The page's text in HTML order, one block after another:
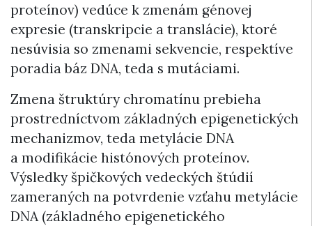
proteínov) vedúce k zmenám génovej
expresie (transkripcie a translácie), ktoré
nesúvisia so zmenami sekvencie, respektíve
poradia báz DNA, teda s mutáciami.
Zmena štruktúry chromatínu prebieha
prostredníctvom základných epigenetických
mechanizmov, teda metylácie DNA
a modifikácie histónových proteínov.
Výsledky špičkových vedeckých štúdií
zameraných na potvrdenie vzťahu metylácie
DNA (základného epigenetického